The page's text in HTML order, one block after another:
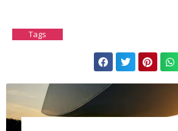
Tags